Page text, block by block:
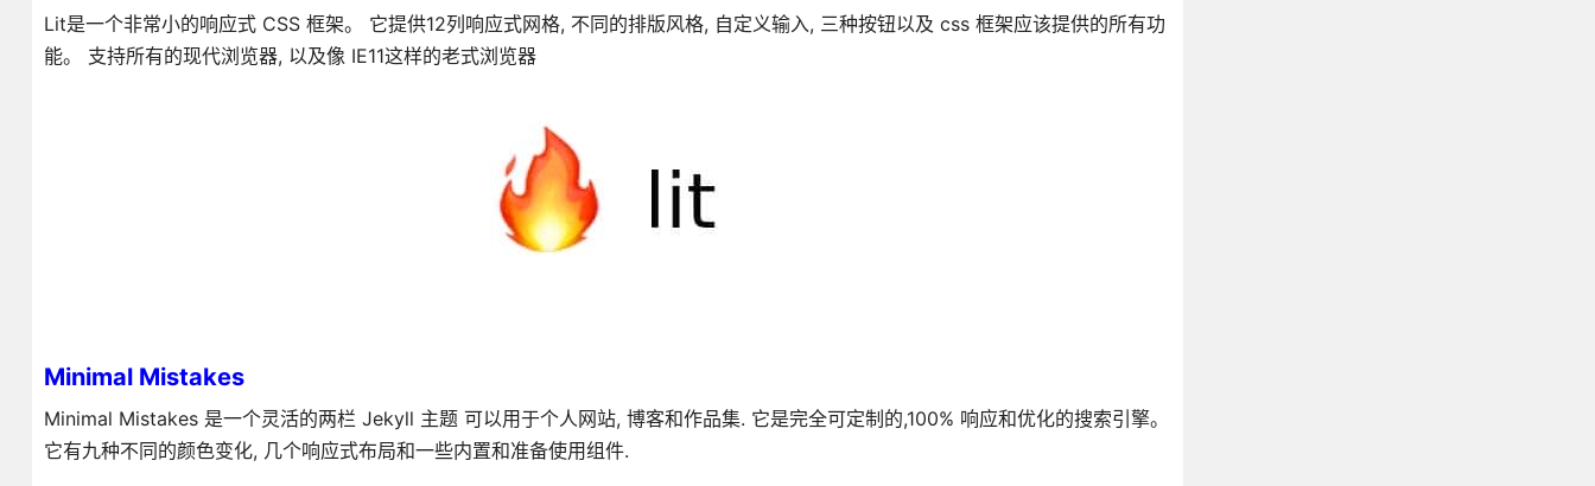
Lit是一个非常小的响应式 CSS 框架。 它提供12列响应式网格, 不同的排版风格, 自定义输入, 三种按钮以及 css 框架应该提供的所有功
能。 支持所有的现代浏览器, 以及像 IE11这样的老式浏览器
Minimal Mistakes
Minimal Mistakes 是一个灵活的两栏 Jekyll 主题 可以用于个人网站, 博客和作品集. 它是完全可定制的,100% 响应和优化的搜索引擎。
它有九种不同的颜色变化, 几个响应式布局和一些内置和准备使用组件.